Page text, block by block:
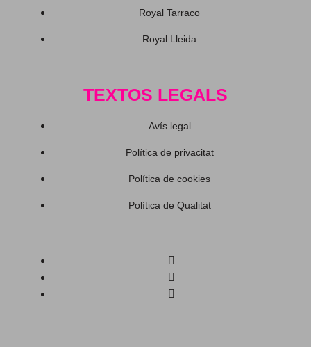
Royal Tarraco
Royal Lleida
TEXTOS LEGALS
Avís legal
Política de privacitat
Política de cookies
Política de Qualitat